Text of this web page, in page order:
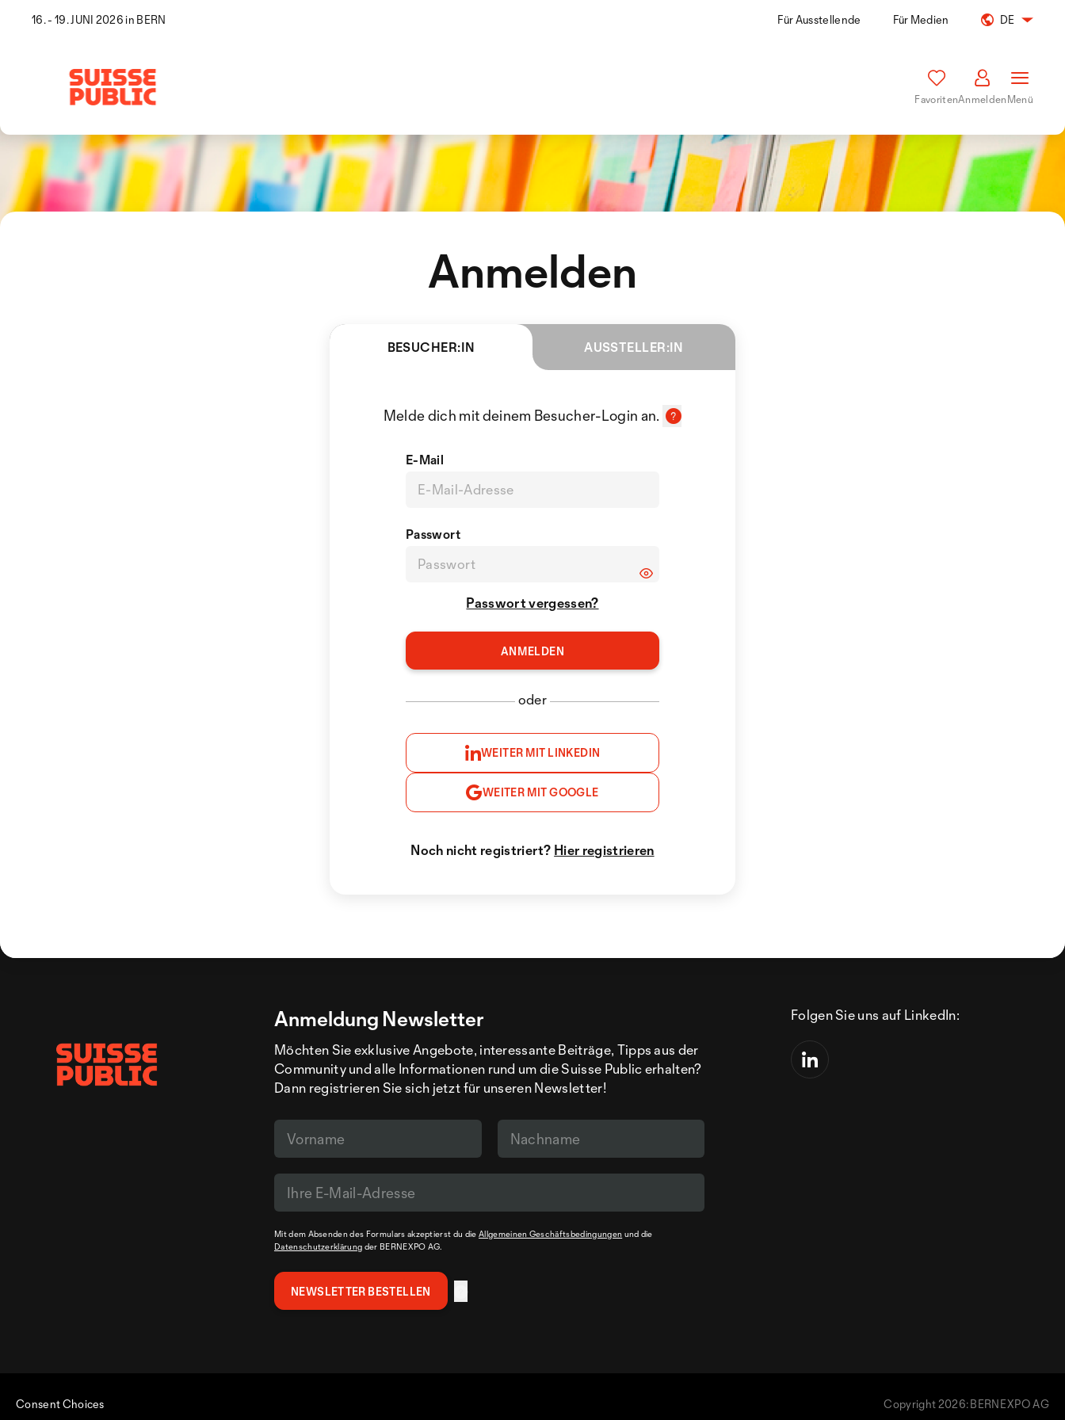
16. - 19. JUNI 2026 in BERN Für Ausstellende Für Medien DE
FavoritenAnmeldenMenü
Anmelden
BESUCHER:IN AUSSTELLER:IN
Melde dich mit deinem Besucher-Login an.
E-Mail
Passwort
Passwort vergessen?
oder
WEITER MIT LINKEDIN
WEITER MIT GOOGLE
Noch nicht registriert? Hier registrieren
Anmeldung Newsletter
Möchten Sie exklusive Angebote, interessante Beiträge, Tipps aus der
Community und alle Informationen rund um die Suisse Public erhalten?
Dann registrieren Sie sich jetzt für unseren Newsletter!
Mit dem Absenden des Formulars akzeptierst du die Allgemeinen Geschäftsbedingungen und die
Datenschutzerklärung der BERNEXPO AG.
Folgen Sie uns auf LinkedIn:
Consent Choices Copyright 2026: BERNEXPO AG